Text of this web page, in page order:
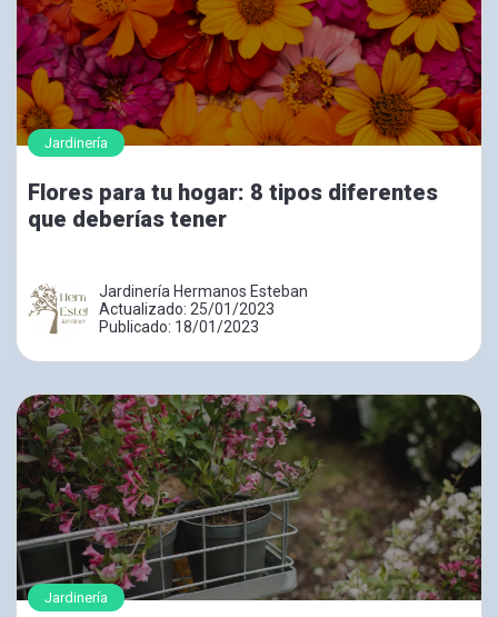
Jardinería
Flores para tu hogar: 8 tipos diferentes
que deberías tener
Jardinería Hermanos Esteban
Actualizado: 25/01/2023
Publicado: 18/01/2023
Jardinería